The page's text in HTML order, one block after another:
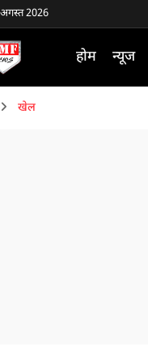
अगस्त 2026
होम न्यूज
खेल